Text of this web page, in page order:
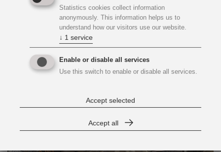
KWI freut sich die Raiffeisen WohnBau Österreich GmbH
mit der Planung sowie Fachbauaufsicht der technischen
Gebäudeausrüstung unterstützen zu dürfen und bedankt
sich auf diesem Wege für die gute Zusammenarbeit.
Statistics cookies collect information
anonymously. This information helps us to
understand how our visitors use our website.
↓ 1 service
Enable or disable all services
Use this switch to enable or disable all services.
Accept selected
Accept all